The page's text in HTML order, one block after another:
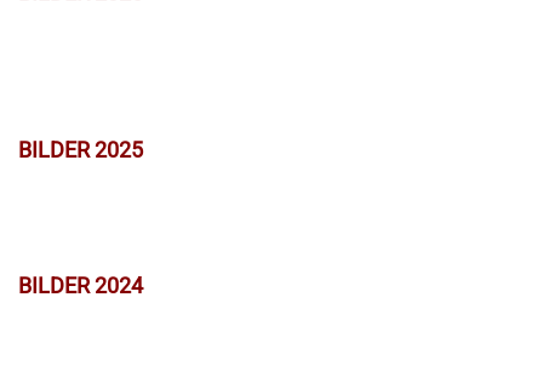
BILDER 2025
BILDER 2024